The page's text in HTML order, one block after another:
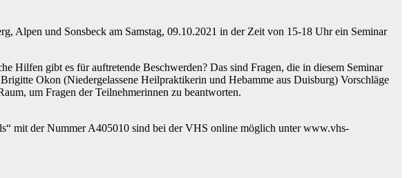
Alpen und Sonsbeck am Samstag, 09.10.2021 in der Zeit von 15-18 Uhr ein Seminar
Hilfen gibt es für auftretende Beschwerden? Das sind Fragen, die in diesem Seminar
Okon (Niedergelassene Heilpraktikerin und Hebamme aus Duisburg) Vorschläge
um Fragen der Teilnehmerinnen zu beantworten.
mit der Nummer A405010 sind bei der VHS online möglich unter www.vhs-